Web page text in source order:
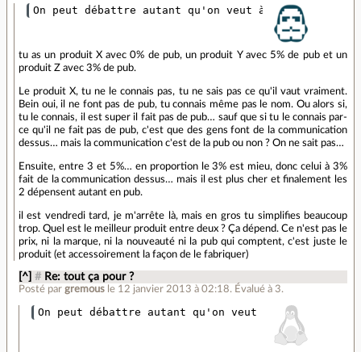
tu as un produit X avec 0% de pub, un produit Y avec 5% de pub et un
produit Z avec 3% de pub.
Le produit X, tu ne le connais pas, tu ne sais pas ce qu'il vaut vraiment.
Bein oui, il ne font pas de pub, tu connais même pas le nom. Ou alors si,
tu le connais, il est super il fait pas de pub… sauf que si tu le connais par-
ce qu'il ne fait pas de pub, c'est que des gens font de la communication
dessus… mais la communication c'est de la pub ou non ? On ne sait pas…
Ensuite, entre 3 et 5%… en proportion le 3% est mieu, donc celui à 3%
fait de la communication dessus… mais il est plus cher et finalement les
2 dépensent autant en pub.
il est vendredi tard, je m'arrête là, mais en gros tu simplifies beaucoup
trop. Quel est le meilleur produit entre deux ? Ça dépend. Ce n'est pas le
prix, ni la marque, ni la nouveauté ni la pub qui comptent, c'est juste le
produit (et accessoirement la façon de le fabriquer)
[^] # Re: tout ça pour ?
Posté pargremous le 12 janvier 2013 à 02:18. Évalué à 3.